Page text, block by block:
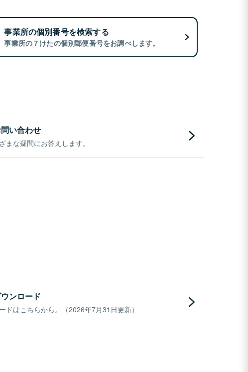
事業所の個別番号を検索する
事業所の７けたの個別郵便番号をお調べします。
い合わせ
まな疑問にお答えします。
ンロード
ドはこちらから。（2026年7月31日更新）